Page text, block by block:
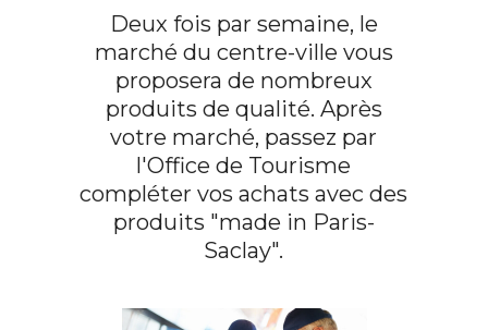
Deux fois par semaine, le
marché du centre-ville vous
proposera de nombreux
produits de qualité. Après
votre marché, passez par
l'Office de Tourisme
compléter vos achats avec des
produits "made in Paris-
Saclay".